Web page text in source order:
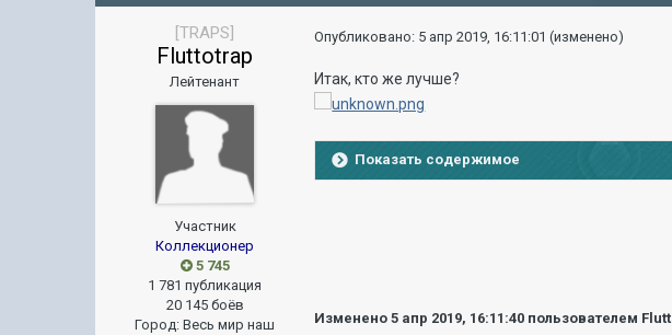
[TRAPS]
Fluttotrap
Лейтенант
Участник
Коллекционер
5 745
1 781 публикация
20 145 боёв
Город:Весь мир наш
Опубликовано: 5 апр 2019, 16:11:01 (изменено)
Итак, кто же лучше?
Показать содержимое
Изменено5 апр 2019, 16:11:40 пользователем Flutt